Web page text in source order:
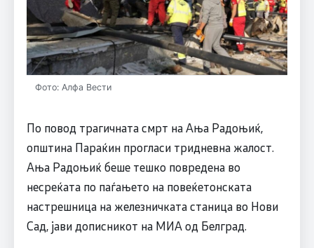
Фото: Алфа Вести
По повод трагичната смрт на Ања Радоњиќ,
општина Параќин прогласи тридневна жалост.
Ања Радоњиќ беше тешко повредена во
несреќата по паѓањето на повеќетонската
настрешница на железничката станица во Нови
Сад, јави дописникот на МИА од Белград.